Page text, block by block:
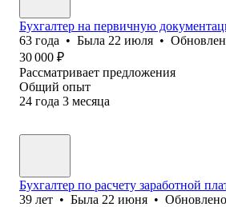
Бухгалтер на первичную
63 года • Была 22 июля •
30 000 ₽
Рассматривает предложения
Общий опыт
24 года 3 месяца
Бухгалтер по расчету заработной
39 лет • Была 22 июня • Обновлено